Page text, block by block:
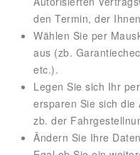
den Termin, der
Wählen Sie per
aus (zb.
etc.).
Legen Sie sich Ihr
ersparen Sie sich die
zb. der
Ändern Sie Ihre